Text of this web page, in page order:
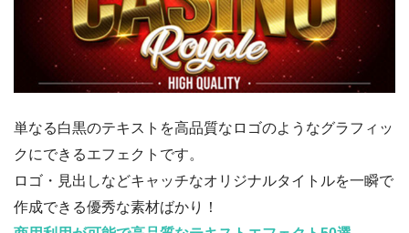
単なる白黒のテキストを高品質なロゴのようなグラフィッ
クにできるエフェクトです。
ロゴ・見出しなどキャッチなオリジナルタイトルを一瞬で
作成できる優秀な素材ばかり！